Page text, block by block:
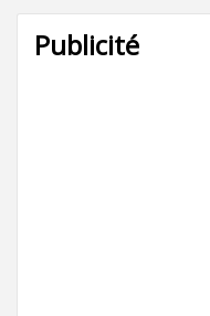
Publicité